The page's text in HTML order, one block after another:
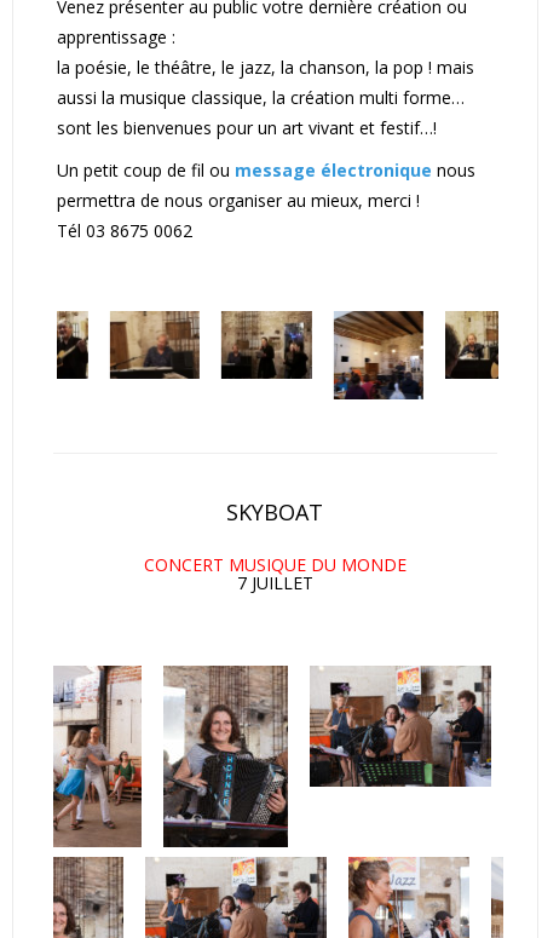
Venez présenter au public votre dernière création ou
apprentissage :
la poésie, le théâtre, le jazz, la chanson, la pop ! mais
aussi la musique classique, la création multi forme…
sont les bienvenues pour un art vivant et festif…!
Un petit coup de fil ou message électronique nous
permettra de nous organiser au mieux, merci !
Tél 03 8675 0062
SKYBOAT
CONCERT MUSIQUE DU MONDE
7 JUILLET